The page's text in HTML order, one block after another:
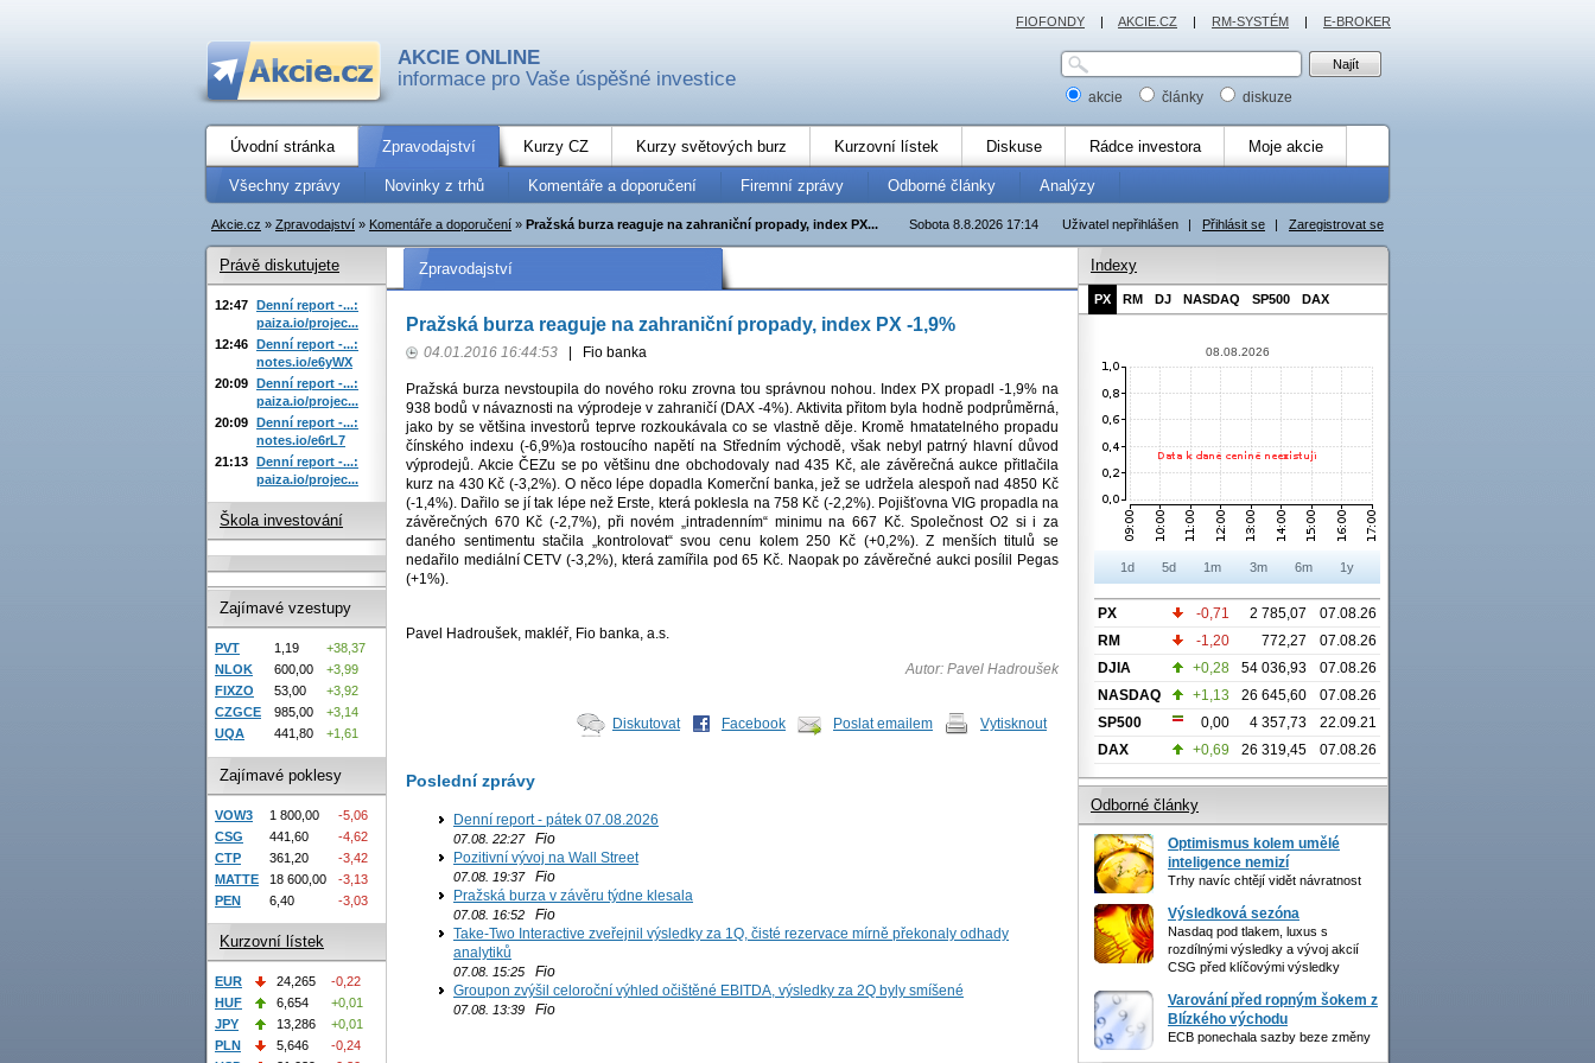
AKCIE ONLINE
informace pro Vaše úspěšné investice
akcie články diskuze
Úvodní stránka Zpravodajství Kurzy CZ Kurzy světových burz Kurzovní lístek Diskuse Rádce investora Moje akcie
Všechny zprávy Novinky z trhů Komentáře a doporučení Firemní zprávy Odborné články Analýzy
Uživatel nepřihlášen | Přihlásit se | Zaregistrovat se
Sobota 8.8.2026 17:14
Akcie.cz » Zpravodajství » Komentáře a doporučení » Pražská burza reaguje na zahraniční propady, index PX...
Zpravodajství
Pražská burza reaguje na zahraniční propady, index PX -1,9%
04.01.2016 16:44:53 Fio banka
Pražská burza nevstoupila do nového roku zrovna tou správnou nohou. Index PX propadl -1,9% na
938 bodů v návaznosti na výprodeje v zahraničí (DAX -4%). Aktivita přitom byla hodně podprůměrná,
jako by se většina investorů teprve rozkoukávala co se vlastně děje. Kromě hmatatelného propadu
čínského indexu (-6,9%)a rostoucího napětí na Středním východě, však nebyl patrný hlavní důvod
výprodejů. Akcie ČEZu se po většinu dne obchodovaly nad 435 Kč, ale závěrečná aukce přitlačila
kurz na 430 Kč (-3,2%). O něco lépe dopadla Komerční banka, jež se udržela alespoň nad 4850 Kč
(-1,4%). Dařilo se jí tak lépe než Erste, která poklesla na 758 Kč (-2,2%). Pojišťovna VIG propadla na
závěrečných 670 Kč (-2,7%), při novém „intradenním“ minimu na 667 Kč. Společnost O2 si i za
daného sentimentu stačila „kontrolovat“ svou cenu kolem 250 Kč (+0,2%). Z menších titulů se
nedařilo mediální CETV (-3,2%), která zamířila pod 65 Kč. Naopak po závěrečné aukci posílil Pegas
(+1%).
Pavel Hadroušek, makléř, Fio banka, a.s.
Autor: Pavel Hadroušek
Diskutovat Facebook Poslat emailem Vytisknout
Poslední zprávy
Denní report - pátek 07.08.2026
07.08. 22:27Fio
Pozitivní vývoj na Wall Street
07.08. 19:37Fio
Pražská burza v závěru týdne klesala
07.08. 16:52 Fio
Take-Two Interactive zveřejnil výsledky za 1Q, čisté rezervace mírně překonaly odhady
analytiků
07.08. 15:25 Fio
Groupon zvýšil celoroční výhled očištěné EBITDA, výsledky za 2Q byly smíšené
07.08. 13:39 Fio
Právě diskutujete
12:47 Denní report -...:
paiza.io/projec...
12:46 Denní report -...:
notes.io/e6yWX
20:09 Denní report -...:
paiza.io/projec...
20:09 Denní report -...:
notes.io/e6rL7
21:13 Denní report -...:
paiza.io/projec...
Škola investování
Zajímavé vzestupy
PVT 1,19
+38,37
NLOK
600,00
+3,99
FIXZO
53,00
+3,92
CZGCE
985,00
+3,14
UQA
441,80 +1,61
Zajímavé poklesy
VOW3 1 800,00
-5,06
CSG
441,60
-4,62
CTP
361,20
-3,42
MATTE
18 600,00
-3,13
PEN
6,40 -3,03
Kurzovní lístek
EUR 24,265
-0,22
HUF
6,654
+0,01
JPY
13,286
+0,01
PLN
5,646
-0,24
Indexy
PX RM DJ NASDAQ SP500 DAX
08.08.2026
1d 5d 1m 3m 6m 1y
PX -0,71 2 785,07
07.08.26
RM
-1,20 772,27
07.08.26
DJIA
+0,28 54 036,93
07.08.26
NASDAQ
+1,13 26 645,60
07.08.26
SP500
0,00 4 357,73
22.09.21
DAX
+0,69 26 319,45 07.08.26
Odborné články
Optimismus kolem umělé
inteligence nemizí
Trhy navíc chtějí vidět návratnost
Výsledková sezóna
Nasdaq pod tlakem, luxus s
rozdílnými výsledky a vývoj akcií
CSG před klíčovými výsledky
Varování před ropným šokem z
Blízkého východu
ECB ponechala sazby beze změny
FIOFONDY | AKCIE.CZ | RM-SYSTÉM | E-BROKER